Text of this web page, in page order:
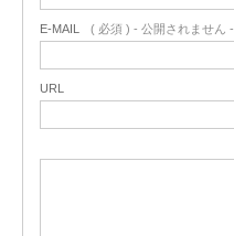
E-MAIL ( 必須 ) - 公開されません -
URL